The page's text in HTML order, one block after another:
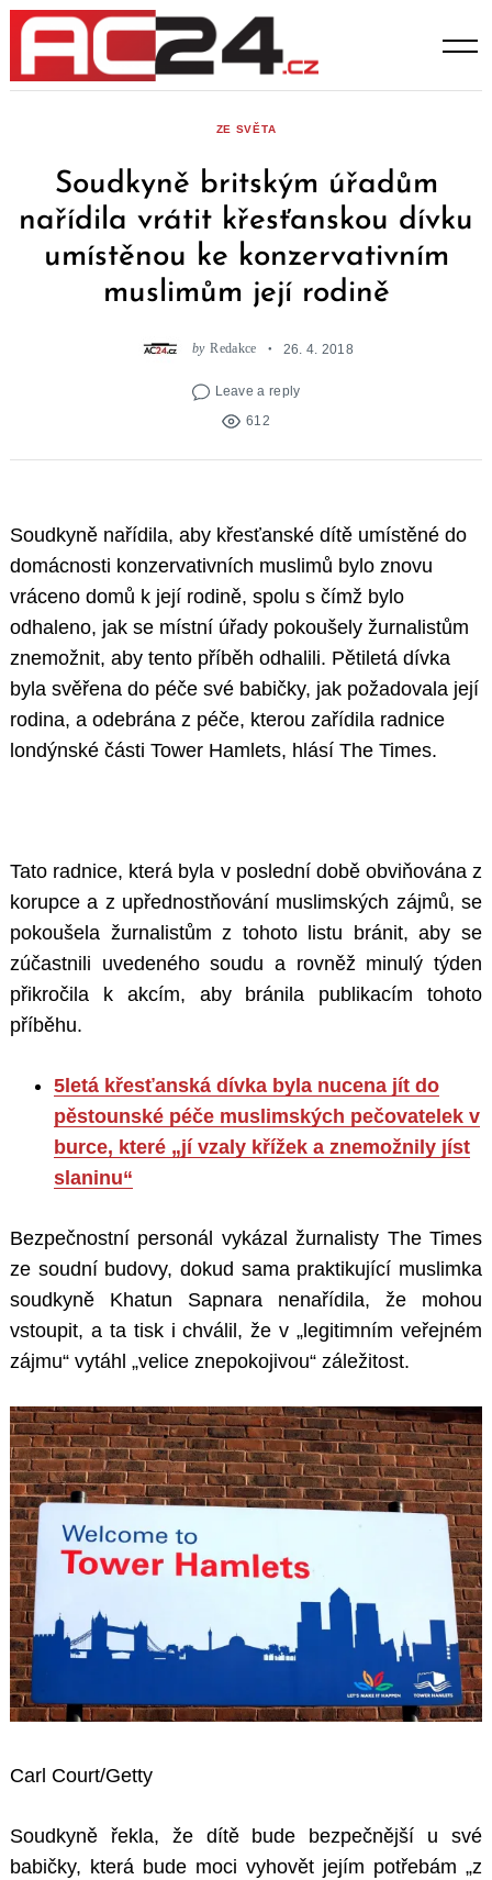
Skip
content
ZE SVĚTA
Soudkyně britským úřadům
nařídila vrátit křesťanskou dívku
umístěnou ke konzervativním
muslimům její rodině
by Redakce 26. 4. 2018
Leave a reply
612
Soudkyně nařídila, aby křesťanské dítě umístěné do
domácnosti konzervativních muslimů bylo znovu
vráceno domů k její rodině, spolu s čímž bylo
odhaleno, jak se místní úřady pokoušely žurnalistům
znemožnit, aby tento příběh odhalili. Pětiletá dívka
byla svěřena do péče své babičky, jak požadovala její
rodina, a odebrána z péče, kterou zařídila radnice
londýnské části Tower Hamlets, hlásí The Times.
Tato radnice, která byla v poslední době obviňována z
korupce a z upřednostňování muslimských zájmů, se
pokoušela žurnalistům z tohoto listu bránit, aby se
zúčastnili uvedeného soudu a rovněž minulý týden
přikročila k akcím, aby bránila publikacím tohoto
příběhu.
5letá křesťanská dívka byla nucena jít do
pěstounské péče muslimských pečovatelek v
burce, které „jí vzaly křížek a znemožnily jíst
slaninu“
Bezpečnostní personál vykázal žurnalisty The Times
ze soudní budovy, dokud sama praktikující muslimka
soudkyně Khatun Sapnara nenařídila, že mohou
vstoupit, a ta tisk i chválil, že v „legitimním veřejném
zájmu“ vytáhl „velice znepokojivou“ záležitost.
Carl Court/Getty
Soudkyně řekla, že dítě bude bezpečnější u své
babičky, která bude moci vyhovět jejím potřebám „z